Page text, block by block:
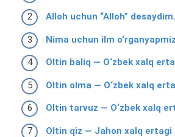
Alloh uchun “Alloh”
Nima uchun ilm
Oltin baliq — O‘zbek xalq
Oltin olma — O‘zbek xalq
Oltin tarvuz — O‘zbek xalq
Oltin qiz — Jahon xalq ertagi